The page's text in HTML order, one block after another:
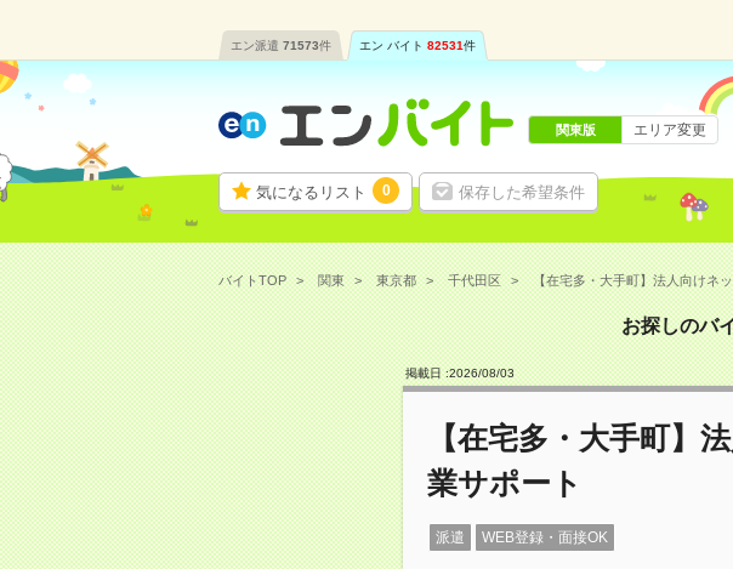
エン派遣 71573件 エン バイト 82531件
気になるリスト 0 保存した希望条件
関東版 エリア変更
バイトTOP 関東 東京都 千代田区 【在宅多・大手町】法人向けネ
お探しのバ
掲載日 :2026/08/03
【在宅多・大手町】
業サポート
派遣 WEB登録・面接OK